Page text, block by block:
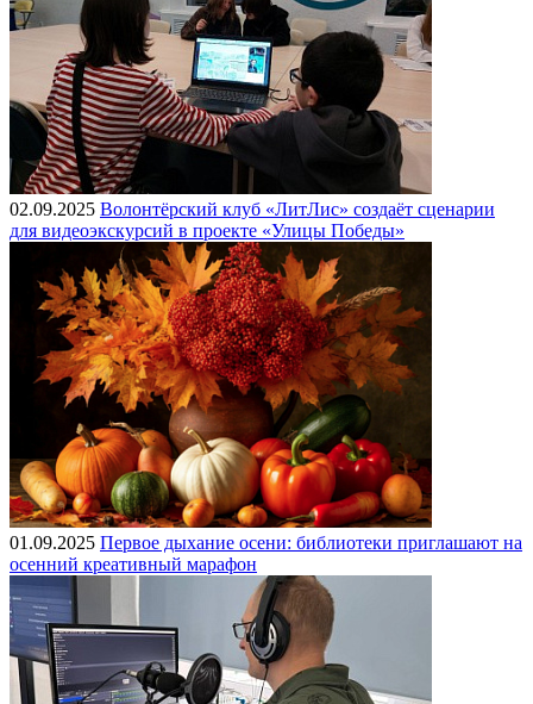
02.09.2025 Волонтёрский клуб «ЛитЛис» создаёт сценарии
для видеоэкскурсий в проекте «Улицы Победы»
01.09.2025 Первое дыхание осени: библиотеки приглашают на
осенний креативный марафон